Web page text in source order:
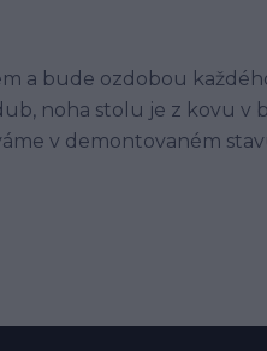
a bude ozdobou
noha stolu je z kovu v
v demontovaném